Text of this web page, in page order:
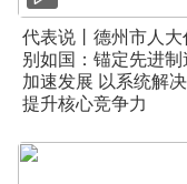
代表说丨德州市人大
别如国：锚定先进制
加速发展 以系统解
提升核心竞争力